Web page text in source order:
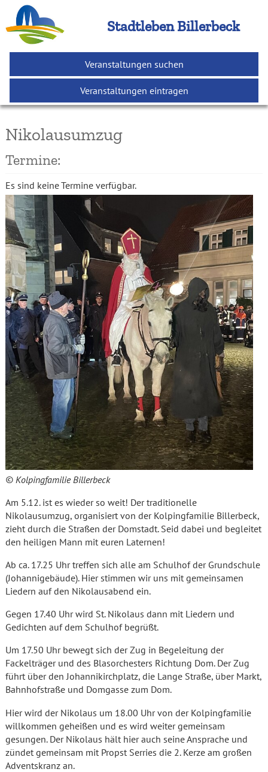
Stadtleben Billerbeck
Veranstaltungen suchen
Veranstaltungen eintragen
Nikolausumzug
Termine:
Es sind keine Termine verfügbar.
© Kolpingfamilie Billerbeck
Am 5.12. ist es wieder so weit! Der traditionelle
Nikolausumzug, organisiert von der Kolpingfamilie Billerbeck,
zieht durch die Straßen der Domstadt. Seid dabei und begleitet
den heiligen Mann mit euren Laternen!
Ab ca. 17.25 Uhr treffen sich alle am Schulhof der Grundschule
(Johannigebäude). Hier stimmen wir uns mit gemeinsamen
Liedern auf den Nikolausabend ein.
Gegen 17.40 Uhr wird St. Nikolaus dann mit Liedern und
Gedichten auf dem Schulhof begrüßt.
Um 17.50 Uhr bewegt sich der Zug in Begeleitung der
Fackelträger und des Blasorchesters Richtung Dom. Der Zug
führt über den Johannikirchplatz, die Lange Straße, über Markt,
Bahnhofstraße und Domgasse zum Dom.
Hier wird der Nikolaus um 18.00 Uhr von der Kolpingfamilie
willkommen geheißen und es wird weiter gemeinsam
gesungen. Der Nikolaus hält hier auch seine Ansprache und
zündet gemeinsam mit Propst Serries die 2. Kerze am großen
Adventskranz an.